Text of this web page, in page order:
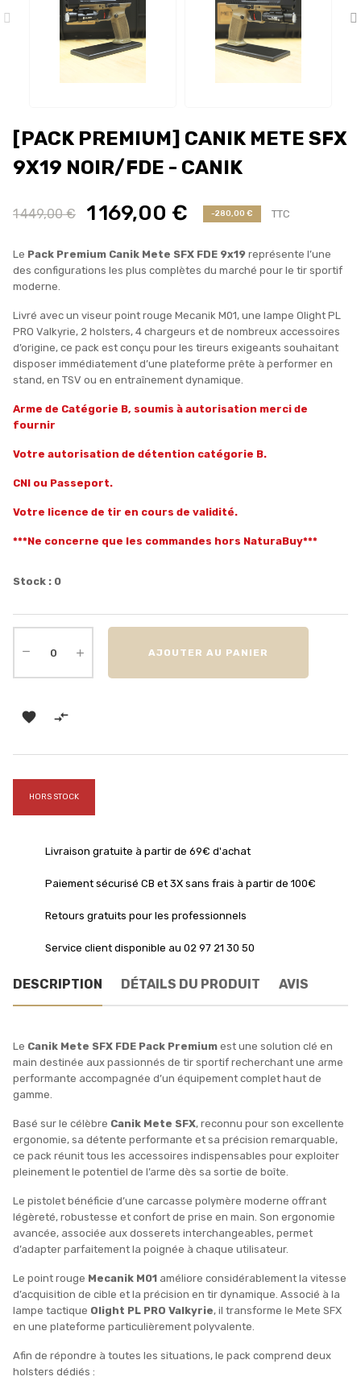
[PACK PREMIUM] CANIK METE SFX
9X19 NOIR/FDE - CANIK
1 449,00 € 1 169,00 € -280,00 € TTC
Le Pack Premium Canik Mete SFX FDE 9x19 représente l’une
des configurations les plus complètes du marché pour le tir sportif
moderne.
Livré avec un viseur point rouge Mecanik M01, une lampe Olight PL
PRO Valkyrie, 2 holsters, 4 chargeurs et de nombreux accessoires
d’origine, ce pack est conçu pour les tireurs exigeants souhaitant
disposer immédiatement d’une plateforme prête à performer en
stand, en TSV ou en entraînement dynamique.
Arme de Catégorie B, soumis à autorisation merci de
fournir
Votre autorisation de détention catégorie B.
CNI ou Passeport.
Votre licence de tir en cours de validité.
***Ne concerne que les commandes hors NaturaBuy***
Stock : 0
AJOUTER AU PANIER
 
HORS STOCK
Livraison gratuite à partir de 69€ d'achat
Paiement sécurisé CB et 3X sans frais à partir de 100€
Retours gratuits pour les professionnels
Service client disponible au 02 97 21 30 50
DESCRIPTION DÉTAILS DU PRODUIT AVIS
Le Canik Mete SFX FDE Pack Premium est une solution clé en
main destinée aux passionnés de tir sportif recherchant une arme
performante accompagnée d’un équipement complet haut de
gamme.
Basé sur le célèbre Canik Mete SFX, reconnu pour son excellente
ergonomie, sa détente performante et sa précision remarquable,
ce pack réunit tous les accessoires indispensables pour exploiter
pleinement le potentiel de l’arme dès sa sortie de boîte.
Le pistolet bénéficie d’une carcasse polymère moderne offrant
légèreté, robustesse et confort de prise en main. Son ergonomie
avancée, associée aux dosserets interchangeables, permet
d’adapter parfaitement la poignée à chaque utilisateur.
Le point rouge Mecanik M01 améliore considérablement la vitesse
d’acquisition de cible et la précision en tir dynamique. Associé à la
lampe tactique Olight PL PRO Valkyrie, il transforme le Mete SFX
en une plateforme particulièrement polyvalente.
Afin de répondre à toutes les situations, le pack comprend deux
holsters dédiés :